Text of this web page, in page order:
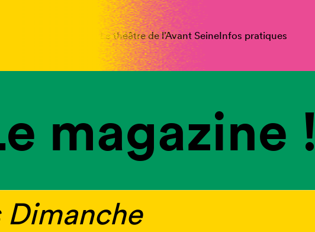
Le théâtre de l’Avant SeineInfos pratiques
magazine !
Dimanche